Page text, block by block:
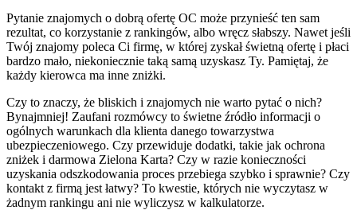
Pytanie znajomych o dobrą ofertę OC może przynieść ten sam
rezultat, co korzystanie z rankingów, albo wręcz słabszy. Nawet jeśli
Twój znajomy poleca Ci firmę, w której zyskał świetną ofertę i płaci
bardzo mało, niekoniecznie taką samą uzyskasz Ty. Pamiętaj, że
każdy kierowca ma inne zniżki.
Czy to znaczy, że bliskich i znajomych nie warto pytać o nich?
Bynajmniej! Zaufani rozmówcy to świetne źródło informacji o
ogólnych warunkach dla klienta danego towarzystwa
ubezpieczeniowego. Czy przewiduje dodatki, takie jak ochrona
zniżek i darmowa Zielona Karta? Czy w razie konieczności
uzyskania odszkodowania proces przebiega szybko i sprawnie? Czy
kontakt z firmą jest łatwy? To kwestie, których nie wyczytasz w
żadnym rankingu ani nie wyliczysz w kalkulatorze.